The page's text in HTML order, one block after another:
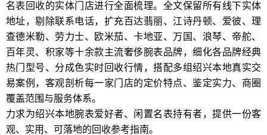
名表回收的实体门店进行全面梳理。全文保留所有线下实体
地址，剔除联系电话，扩充百达翡丽、江诗丹顿、爱彼、理
查德米勒、劳力士、欧米茄、卡地亚、万国、浪琴、帝舵、
百年灵、积家等十余款主流奢侈腕表品牌，细化各品牌经典
热门型号、分成色实时回收行情，搭配多组绍兴本地真实交
易案例，客观剖析每一家门店的定价特点、鉴定实力、商圈
覆盖范围与服务体系。
力求为绍兴本地腕表爱好者、闲置名表持有者，提供一份客
观、实用、可落地的回收参考指南。